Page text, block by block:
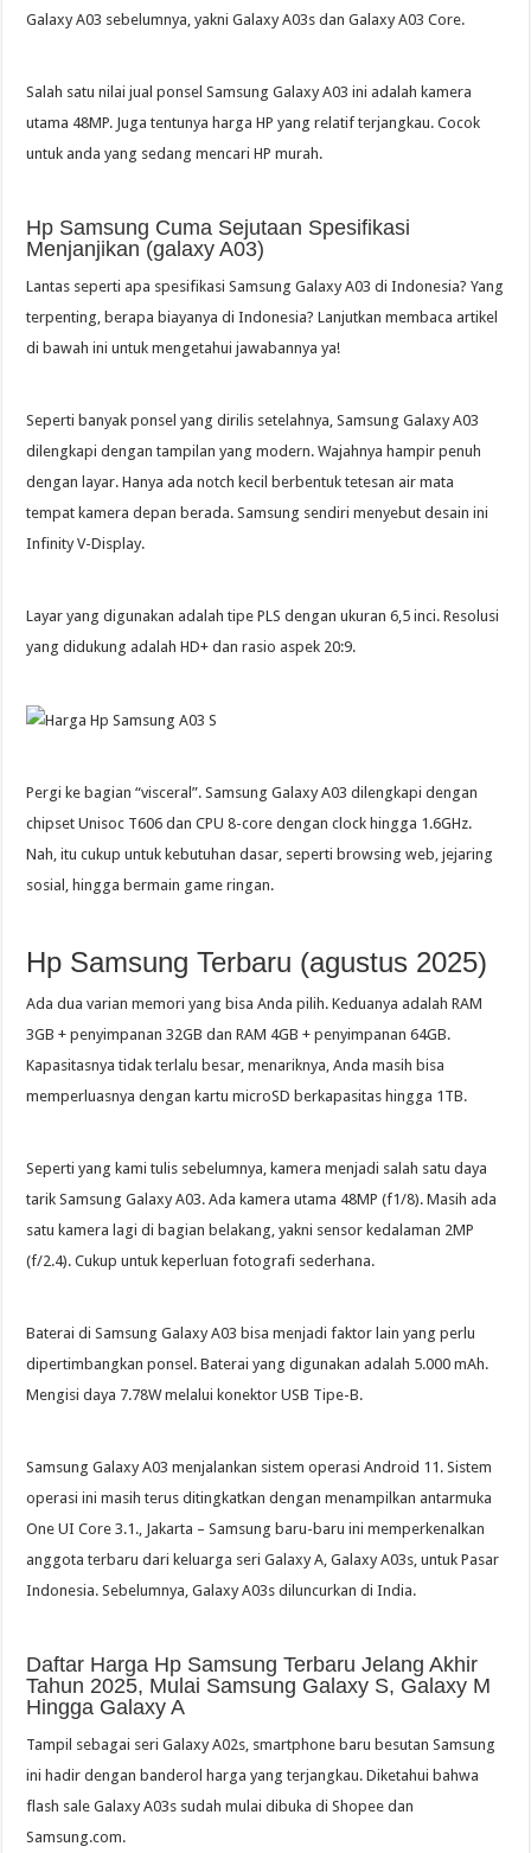
Galaxy A03 sebelumnya, yakni Galaxy A03s dan Galaxy A03 Core.
Salah satu nilai jual ponsel Samsung Galaxy A03 ini adalah kamera
utama 48MP. Juga tentunya harga HP yang relatif terjangkau. Cocok
untuk anda yang sedang mencari HP murah.
Hp Samsung Cuma Sejutaan Spesifikasi
Menjanjikan (galaxy A03)
Lantas seperti apa spesifikasi Samsung Galaxy A03 di Indonesia? Yang
terpenting, berapa biayanya di Indonesia? Lanjutkan membaca artikel
di bawah ini untuk mengetahui jawabannya ya!
Seperti banyak ponsel yang dirilis setelahnya, Samsung Galaxy A03
dilengkapi dengan tampilan yang modern. Wajahnya hampir penuh
dengan layar. Hanya ada notch kecil berbentuk tetesan air mata
tempat kamera depan berada. Samsung sendiri menyebut desain ini
Infinity V-Display.
Layar yang digunakan adalah tipe PLS dengan ukuran 6,5 inci. Resolusi
yang didukung adalah HD+ dan rasio aspek 20:9.
Pergi ke bagian “visceral”. Samsung Galaxy A03 dilengkapi dengan
chipset Unisoc T606 dan CPU 8-core dengan clock hingga 1.6GHz.
Nah, itu cukup untuk kebutuhan dasar, seperti browsing web, jejaring
sosial, hingga bermain game ringan.
Hp Samsung Terbaru (agustus 2025)
Ada dua varian memori yang bisa Anda pilih. Keduanya adalah RAM
3GB + penyimpanan 32GB dan RAM 4GB + penyimpanan 64GB.
Kapasitasnya tidak terlalu besar, menariknya, Anda masih bisa
memperluasnya dengan kartu microSD berkapasitas hingga 1TB.
Seperti yang kami tulis sebelumnya, kamera menjadi salah satu daya
tarik Samsung Galaxy A03. Ada kamera utama 48MP (f1/8). Masih ada
satu kamera lagi di bagian belakang, yakni sensor kedalaman 2MP
(f/2.4). Cukup untuk keperluan fotografi sederhana.
Baterai di Samsung Galaxy A03 bisa menjadi faktor lain yang perlu
dipertimbangkan ponsel. Baterai yang digunakan adalah 5.000 mAh.
Mengisi daya 7.78W melalui konektor USB Tipe-B.
Samsung Galaxy A03 menjalankan sistem operasi Android 11. Sistem
operasi ini masih terus ditingkatkan dengan menampilkan antarmuka
One UI Core 3.1., Jakarta – Samsung baru-baru ini memperkenalkan
anggota terbaru dari keluarga seri Galaxy A, Galaxy A03s, untuk Pasar
Indonesia. Sebelumnya, Galaxy A03s diluncurkan di India.
Daftar Harga Hp Samsung Terbaru Jelang Akhir
Tahun 2025, Mulai Samsung Galaxy S, Galaxy M
Hingga Galaxy A
Tampil sebagai seri Galaxy A02s, smartphone baru besutan Samsung
ini hadir dengan banderol harga yang terjangkau. Diketahui bahwa
flash sale Galaxy A03s sudah mulai dibuka di Shopee dan
Samsung.com.